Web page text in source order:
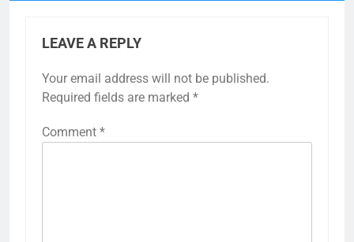
LEAVE A REPLY
Your email address will not be published.
Required fields are marked *
Comment *